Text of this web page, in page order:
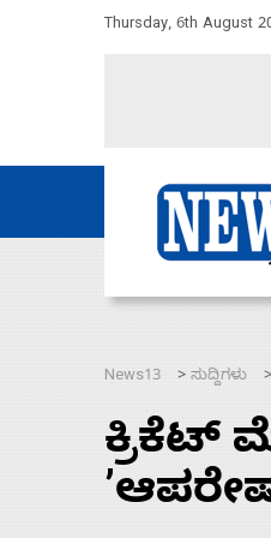
Thursday, 6th August
ಹಣಬಲ ಮತ್ತು
News13 > ಸುದ್ದಿಗಳು >
ಕ್ರಿಕೆಟ್‌